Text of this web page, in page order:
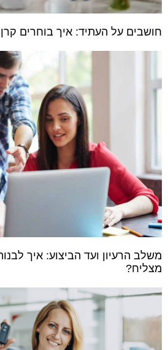
חושבים על העתיד: איך בוחרים
משלב הרעיון ועד הביצוע: איך
מצליח?